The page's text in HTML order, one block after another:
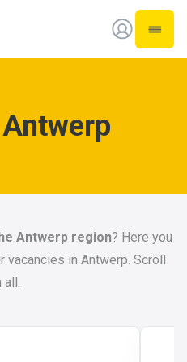
Open
Antwerp region? Here you
in Antwerp. Scroll
all.